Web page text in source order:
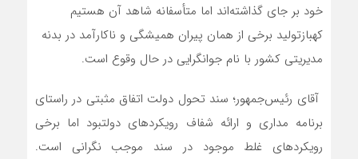
خود بر جای گذاشته‌اند اما متأسفانه شاهد آن هستیم
کهبازتولید برخی از همان پیران همیشگی و ناکارآمد در بدنه
مدیریتی کشور با نام جوانگرایی در حال وقوع است.
‌آقای رئیس‌جمهور؛ سند تحول دولت اتفاق مثبتی در راستای
برنامه مداری و ارائه شفاف رویکردهای دولتبود اما برخی
رویکردهای
غلط موجود در سند موجب نگرانی است.